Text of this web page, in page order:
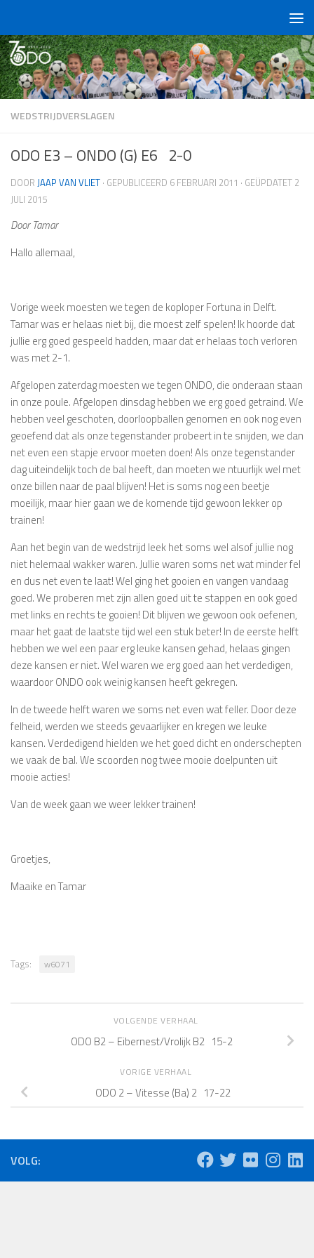
WEDSTRIJDVERSLAGEN
ODO E3 – ONDO (G) E6 2-0
DOOR JAAP VAN VLIET · GEPUBLICEERD 6 FEBRUARI 2011 · GEÜPDATET 2
JULI 2015
Door Tamar
Hallo allemaal,
Vorige week moesten we tegen de koploper Fortuna in Delft.
Tamar was er helaas niet bij, die moest zelf spelen! Ik hoorde dat
jullie erg goed gespeeld hadden, maar dat er helaas toch verloren
was met 2-1.
Afgelopen zaterdag moesten we tegen ONDO, die onderaan staan
in onze poule. Afgelopen dinsdag hebben we erg goed getraind. We
hebben veel geschoten, doorloopballen genomen en ook nog even
geoefend dat als onze tegenstander probeert in te snijden, we dan
net even een stapje ervoor moeten doen! Als onze tegenstander
dag uiteindelijk toch de bal heeft, dan moeten we ntuurlijk wel met
onze billen naar de paal blijven! Het is soms nog een beetje
moeilijk, maar hier gaan we de komende tijd gewoon lekker op
trainen!
Aan het begin van de wedstrijd leek het soms wel alsof jullie nog
niet helemaal wakker waren. Jullie waren soms net wat minder fel
en dus net even te laat! Wel ging het gooien en vangen vandaag
goed. We proberen met zijn allen goed uit te stappen en ook goed
met links en rechts te gooien! Dit blijven we gewoon ook oefenen,
maar het gaat de laatste tijd wel een stuk beter! In de eerste helft
hebben we wel een paar erg leuke kansen gehad, helaas gingen
deze kansen er niet. Wel waren we erg goed aan het verdedigen,
waardoor ONDO ook weinig kansen heeft gekregen.
In de tweede helft waren we soms net even wat feller. Door deze
felheid, werden we steeds gevaarlijker en kregen we leuke
kansen. Verdedigend hielden we het goed dicht en onderschepten
we vaak de bal. We scoorden nog twee mooie doelpunten uit
mooie acties!
Van de week gaan we weer lekker trainen!
Groetjes,
Maaike en Tamar
Tags: w6071
VOLGENDE VERHAAL
ODO B2 – Eibernest/Vrolijk B2 15-2
VORIGE VERHAAL
ODO 2 – Vitesse (Ba) 2 17-22
VOLG: